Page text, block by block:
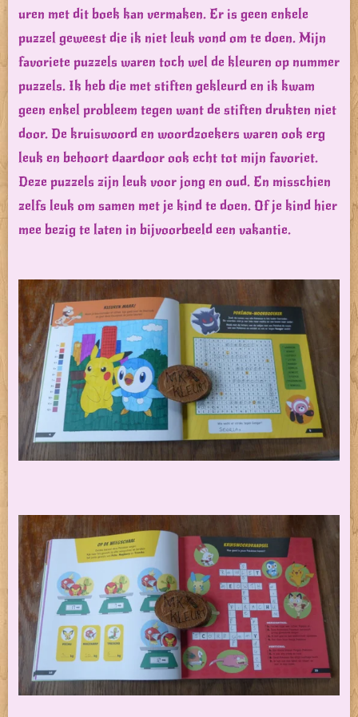
uren met dit boek kan vermaken. Er is geen enkele
puzzel geweest die ik niet leuk vond om te doen. Mijn
favoriete puzzels waren toch wel de kleuren op nummer
puzzels. Ik heb die met stiften gekleurd en ik kwam
geen enkel probleem tegen want de stiften drukten niet
door. De kruiswoord en woordzoekers waren ook erg
leuk en behoort daardoor ook echt tot mijn favoriet.
Deze puzzels zijn leuk voor jong en oud. En misschien
zelfs leuk om samen met je kind te doen. Of je kind hier
mee bezig te laten in bijvoorbeeld een vakantie.